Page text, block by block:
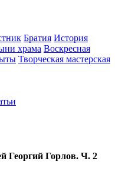
Братия История
храма Воскресная
Творческая мастерская
Георгий Горлов. Ч. 2